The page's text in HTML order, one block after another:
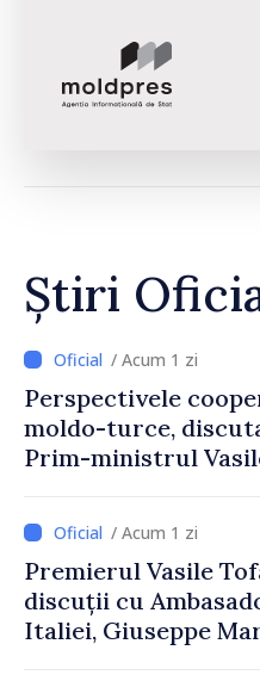
Știri
/ Acum 1 zi
Perspectivele
moldo-turce,
Prim-ministrul
Uygar Mustafa Sertel
/ Acum 1 zi
Premierul Vasile
discuții cu
Italiei, Giuseppe